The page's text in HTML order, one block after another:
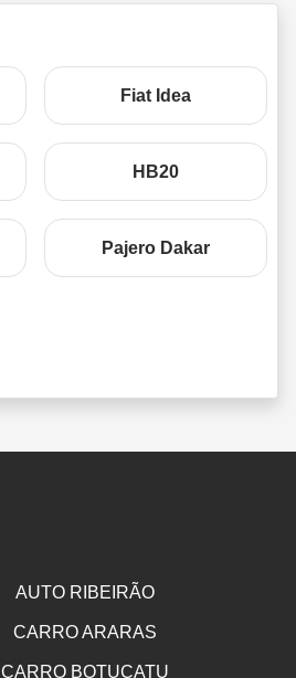
Fiat Idea
HB20
Pajero Dakar
AUTO RIBEIRÃO
CARRO ARARAS
CARRO BOTUCATU